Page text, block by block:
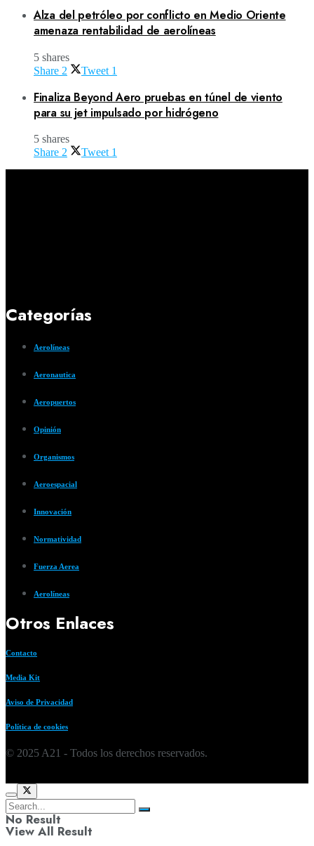
Alza del petróleo por conflicto en Medio Oriente
amenaza rentabilidad de aerolíneas
5 shares
Share 2 Tweet 1
Finaliza Beyond Aero pruebas en túnel de viento
para su jet impulsado por hidrógeno
5 shares
Share 2 Tweet 1
Categorías
Aerolíneas
Aeronautica
Aeropuertos
Opinión
Organismos
Aeroespacial
Innovación
Normatividad
Fuerza Aerea
Aerolíneas
Otros Enlaces
Contacto
Media Kit
Aviso de Privacidad
Política de cookies
© 2025 A21 - Todos los derechos reservados.
No Result
View All Result